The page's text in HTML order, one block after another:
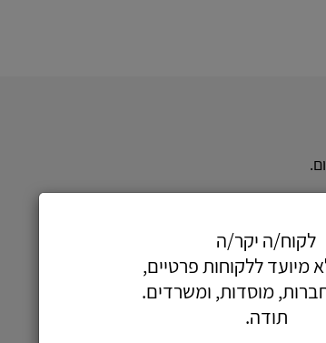
לקוח/ה יקר/ה
מיועד ללקוחות פרטיים,
מוסדות, ומשרדים.
תודה.